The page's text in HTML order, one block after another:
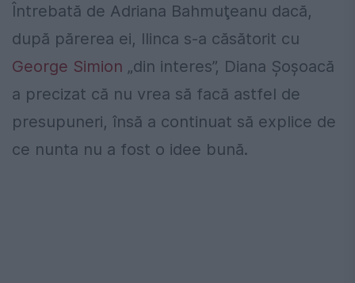
Întrebată de Adriana Bahmuţeanu dacă,
după părerea ei, Ilinca s-a căsătorit cu
George Simion „din interes”, Diana Şoşoacă
a precizat că nu vrea să facă astfel de
presupuneri, însă a continuat să explice de
ce nunta nu a fost o idee bună.